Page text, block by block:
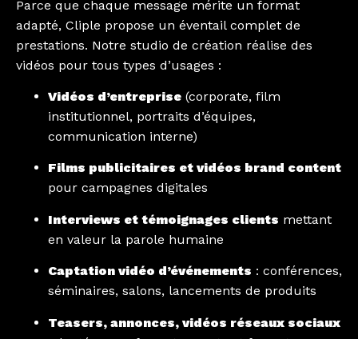
Parce que chaque message mérite un format
adapté, Cliple propose un éventail complet de
prestations. Notre studio de création réalise des
vidéos pour tous types d’usages :
Vidéos d’entreprise (corporate, film
institutionnel, portraits d’équipes,
communication interne)
Films publicitaires et vidéos brand content
pour campagnes digitales
Interviews et témoignages clients mettant
en valeur la parole humaine
Captation vidéo d’événements : conférences,
séminaires, salons, lancements de produits
Teasers, annonces, vidéos réseaux sociaux